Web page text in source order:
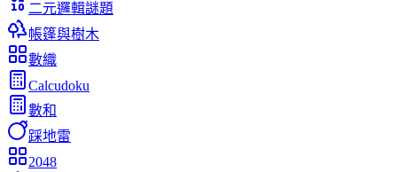
二元邏輯謎題
帳篷與樹木
數織
Calcudoku
數和
踩地雷
2048